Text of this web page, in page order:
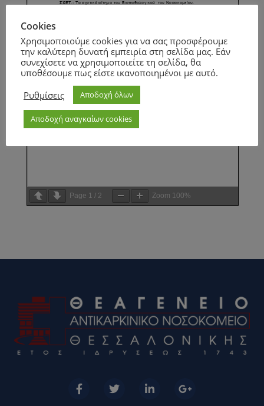
Page 1 / 2 Zoom 100%
Cookies
Χρησιμοποιούμε cookies για να σας προσφέρουμε
την καλύτερη δυνατή εμπειρία στη σελίδα μας. Εάν
συνεχίσετε να χρησιμοποιείτε τη σελίδα, θα
υποθέσουμε πως είστε ικανοποιημένοι με αυτό.
Ρυθμίσεις
Αποδοχή όλων
Αποδοχή αναγκαίων cookies